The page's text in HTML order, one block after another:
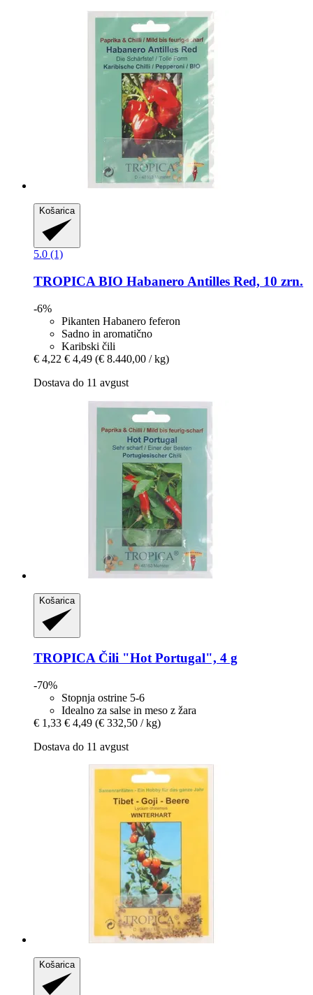
Košarica
5.0 (1)
TROPICA BIO Habanero Antilles Red, 10 zrn.
-6%
Pikanten Habanero feferon
Sadno in aromatično
Karibski čili
€ 4,22 € 4,49 (€ 8.440,00 / kg)
Dostava do 11 avgust
Košarica
TROPICAČili "Hot Portugal", 4 g
-70%
Stopnja ostrine 5-6
Idealno za salse in meso z žara
€ 1,33 € 4,49 (€ 332,50 / kg)
Dostava do 11 avgust
Košarica